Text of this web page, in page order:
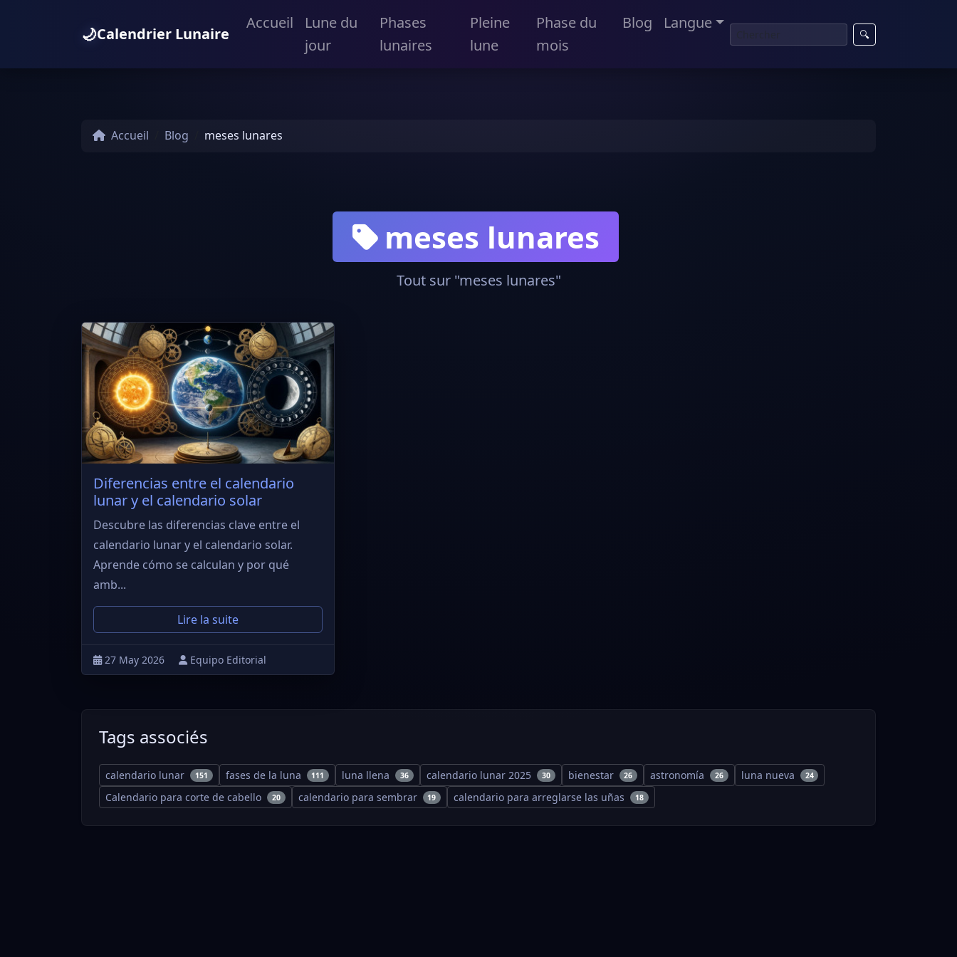
🌙Calendrier Lunaire
Accueil
Lune du
jour
Phases
lunaires
Pleine
lune
Phase du
mois
Blog Langue
🔍
Accueil Blog meses lunares
meses lunares
Tout sur "meses lunares"
Diferencias entre el calendario
lunar y el calendario solar
Descubre las diferencias clave entre el
calendario lunar y el calendario solar.
Aprende cómo se calculan y por qué
amb...
Lire la suite
27 May 2026 Equipo Editorial
Tags associés
calendario lunar 151 fases de la luna 111 luna llena 36 calendario lunar 2025 30 bienestar 26 astronomía 26 luna nueva 24
Calendario para corte de cabello 20 calendario para sembrar 19 calendario para arreglarse las uñas 18